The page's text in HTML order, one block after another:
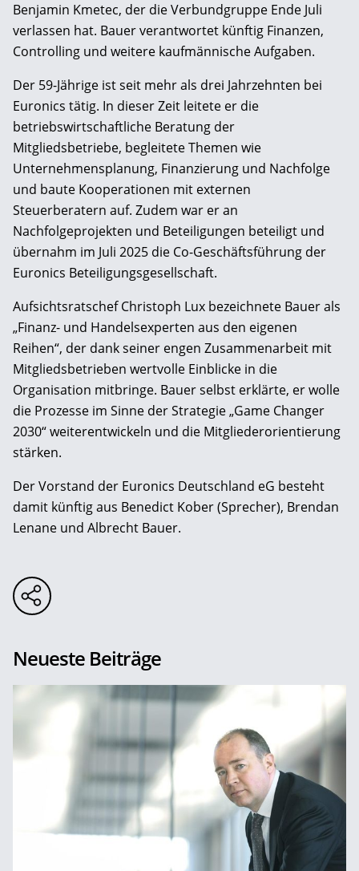
Benjamin Kmetec, der die Verbundgruppe Ende Juli
verlassen hat. Bauer verantwortet künftig Finanzen,
Controlling und weitere kaufmännische Aufgaben.
Der 59-Jährige ist seit mehr als drei Jahrzehnten bei
Euronics tätig. In dieser Zeit leitete er die
betriebswirtschaftliche Beratung der
Mitgliedsbetriebe, begleitete Themen wie
Unternehmensplanung, Finanzierung und Nachfolge
und baute Kooperationen mit externen
Steuerberatern auf. Zudem war er an
Nachfolgeprojekten und Beteiligungen beteiligt und
übernahm im Juli 2025 die Co-Geschäftsführung der
Euronics Beteiligungsgesellschaft.
Aufsichtsratschef Christoph Lux bezeichnete Bauer als
„Finanz- und Handelsexperten aus den eigenen
Reihen“, der dank seiner engen Zusammenarbeit mit
Mitgliedsbetrieben wertvolle Einblicke in die
Organisation mitbringe. Bauer selbst erklärte, er wolle
die Prozesse im Sinne der Strategie „Game Changer
2030“ weiterentwickeln und die Mitgliederorientierung
stärken.
Der Vorstand der Euronics Deutschland eG besteht
damit künftig aus Benedict Kober (Sprecher), Brendan
Lenane und Albrecht Bauer.
Neueste Beiträge